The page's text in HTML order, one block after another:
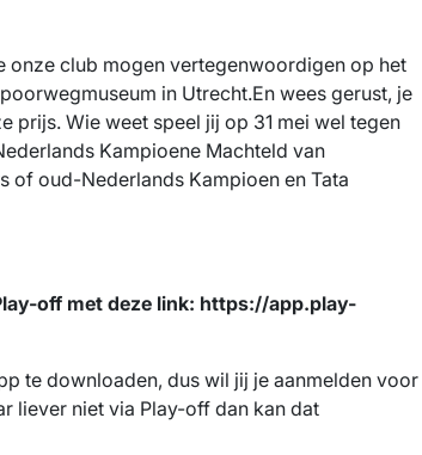
onze club mogen vertegenwoordigen op het
in Utrecht.En wees gerust, je
prijs. Wie weet speel jij op 31 mei wel tegen
Kampioene Machteld van
of oud-Nederlands Kampioen en Tata
off met deze link: https://app.play-
te downloaden, dus wil jij je aanmelden voor
liever niet via Play-off dan kan dat